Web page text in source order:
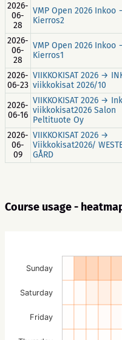
2026-
06-
28
VMP Open 2026 Inkoo
Kierros2
2026-
06-
28
VMP Open 2026 Inkoo
Kierros1
2026-
06-23
VIIKKOKISAT 2026 →
viikkokisat 2026/10
2026-
06-16
VIIKKOKISAT 2026 →
viikkokisat2026 Salon
Peltituote Oy
2026-
06-
09
VIIKKOKISAT 2026 →
Viikkokisat2026/
GÅRD
Course usage -
Friday
Saturday
Sunday